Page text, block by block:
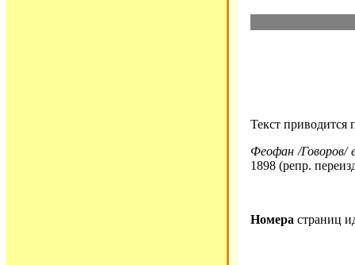
Текст приводится
Феофан /Говоров/
1898 (репр.
Номера страниц